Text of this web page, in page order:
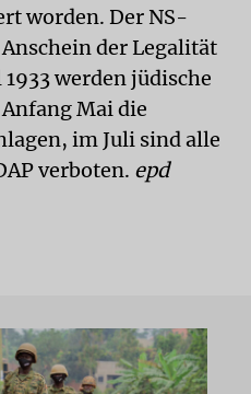
worden. Der NS-
der Legalität
werden jüdische
Mai die
im Juli sind alle
verboten. epd